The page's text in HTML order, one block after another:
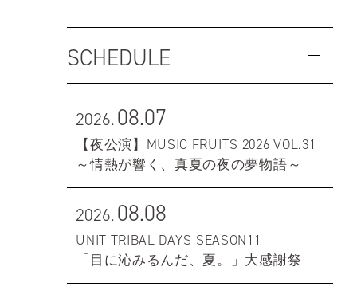
SCHEDULE
2026.08.07
【夜公演】MUSIC FRUITS 2026 VOL.31
～情熱が響く、真夏の夜の夢物語～
2026.08.08
UNIT TRIBAL DAYS-SEASON11-
「目に沁みるんだ、夏。」大感謝祭